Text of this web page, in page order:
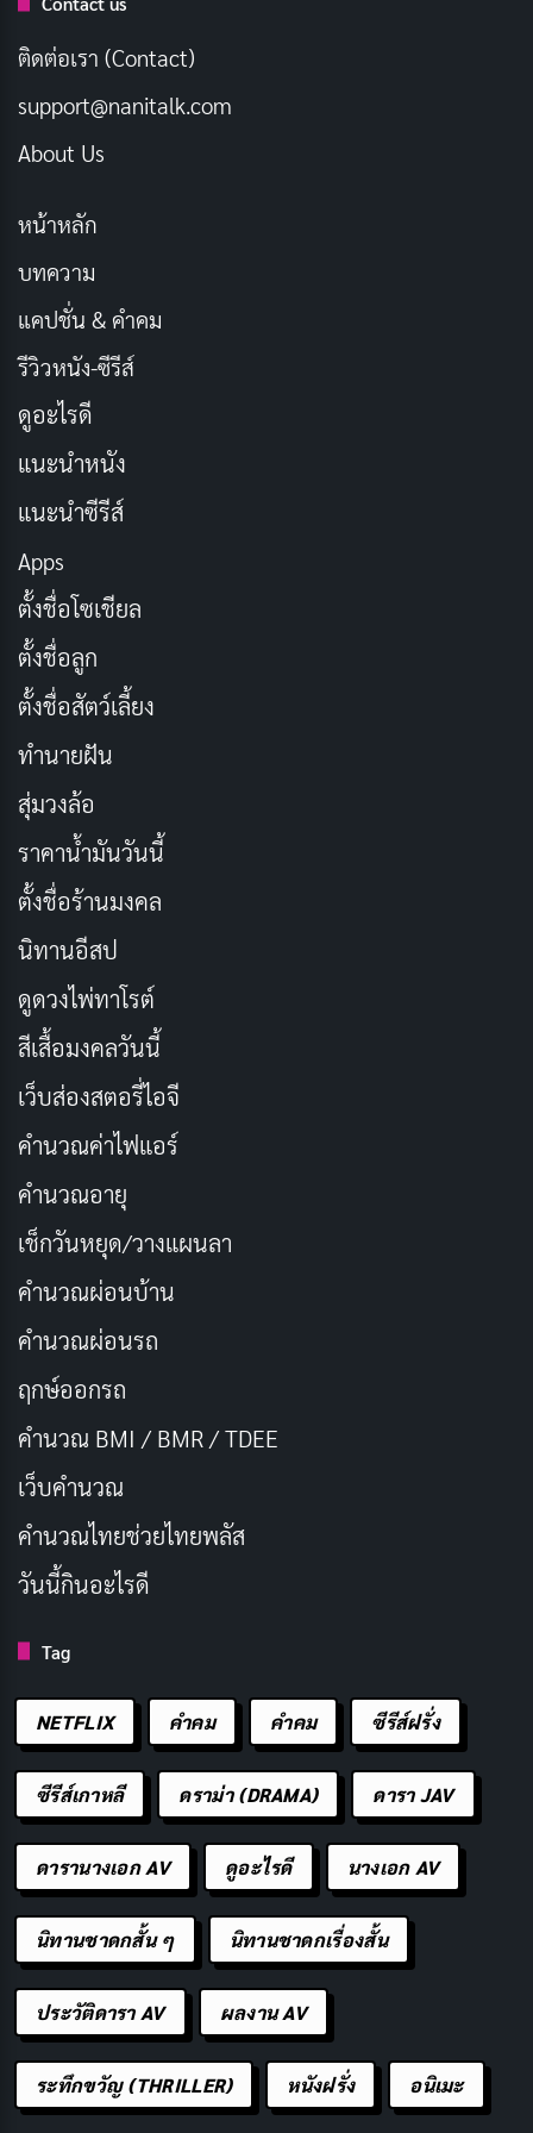
ที่ต้องพึ่งพาการอัปโหลดไฟล์ขนาดใหญ่ การประชุมทาง
วิดีโอ หรือการใช้แอปพลิเคชัน
รอยต่อ
ข้อดีของอินเทอร์เน็ตแบบ Leased Line (ลี
สไลน์)
มีข้อดีมากมายในการเลือกใช้การเชื่อมต่ออินเทอร์เน็ตแบบ
ที่ทำให้ เป็นทางเลือกที่เหนือกว่าเมื่อเทียบกับบรอดแบนด์
แบบเดิม:
1. ความเร็วและประสิทธิภาพที่เหนือชั้น
และประสิทธิภาพที่ยอดเยี่ยม ด้วยแบนด์วิธเฉพาะ ธุรกิจ
สามารถเพลิดเพลินกับความเร็วที่เร็วปานสายฟ้าแลบซึ่งไม่
ได้รับผลกระทบจากปัจจัยภายนอกหรือเวลาการใช้งานช่วง
เร่งรีบ ซึ่งช่วยให้ถ่ายโอนไฟล์ได้เร็วขึ้น การประชุมทาง
วิดีโอราบรื่นขึ้น และเข้าถึงแอปพลิเคชันบนคลาวด์ได้อย่าง
ราบรื่น ปรับปรุงประสิทธิภาพและประสิทธิผลโดยรวมใน
ท้ายที่สุด
2. รับประกันความพร้อมใช้งานและความน่าเชื่อถือ
การหยุดทำงาน อาจก่อให้เกิดค่าใช้จ่ายสูงสำหรับธุรกิจ ส่ง
ผลให้สูญเสียรายได้ ผลผลิตลดลง และความสัมพันธ์กับ
ลูกค้าเสียหาย สายเช่าเสนอการรับประกันเวลาทำงาน ซึ่ง
มักจะสนับสนุนโดยข้อตกลงระดับการบริการ ที่ระบุระดับ
เวลาทำงานขั้นต่ำ ผู้ให้บริการตรวจสอบสายลีสไลน์ตลอด
24 ชั่วโมงทุกวันและแก้ไขปัญหาเชิงรุกเพื่อให้มั่นใจถึงความ
พร้อมในการทำงานสูงสุด ลดความเสี่ยงของการหยุดชะงัก
ในการดำเนินธุรกิจของคุณ
3. เพิ่มความปลอดภัยและความเป็นส่วนตัว
ความปลอดภัยของข้อมูลเป็นข้อกังวลอันดับต้น ๆ สำหรับ
ธุรกิจในยุคดิจิทัลในปัจจุบัน ลีสไลน์มอบมาตรการรักษา
ความปลอดภัยขั้นสูงเพื่อปกป้องข้อมูลสำคัญของคุณ ด้วย
การเชื่อมต่อเฉพาะ ข้อมูลของคุณจะไม่ถูกแชร์กับผู้ใช้ราย
อื่น ช่วยลดความเสี่ยงของการเข้าถึงโดยไม่ได้รับอนุญาต
ด้วยมาตรการรักษาความปลอดภัยเพิ่มเติม เช่น ไฟร์วอลล์
และโปรโตคอลการเข้ารหัส ช่วยปกป้องข้อมูลอันมีค่าของ
ธุรกิจของคุณเพิ่มเติม
4. ความสามารถในการปรับขนาดและความยืดหยุ่น
เมื่อธุรกิจของคุณเติบโตและพัฒนาขึ้น ความต้องการ
อินเทอร์เน็ตของคุณก็มีแนวโน้มที่จะเปลี่ยนแปลง Leased
ช่วยให้คุณสามารถอัปเกรดหรือดาวน์เกรดแบนด์วิธของคุณ
ได้อย่างง่ายดายตามต้องการ สิ่งนี้ทำให้มั่นใจได้ว่าการเชื่อม
ต่ออินเทอร์เน็ตของคุณสามารถตอบสนองความต้องการที่
ติดต่อเรา (Contact)
support@nanitalk.com
About Us
หน้าหลัก
บทความ
แคปชั่น & คำคม
รีวิวหนัง-ซีรีส์
ดูอะไรดี
แนะนำหนัง
แนะนำซีรีส์
Apps
ตั้งชื่อโซเชียล
ตั้งชื่อลูก
ตั้งชื่อสัตว์เลี้ยง
ทำนายฝัน
สุ่มวงล้อ
ราคาน้ำมันวันนี้
ตั้งชื่อร้านมงคล
นิทานอีสป
ดูดวงไพ่ทาโรต์
สีเสื้อมงคลวันนี้
เว็บส่องสตอรี่ไอจี
คำนวณค่าไฟแอร์
คำนวณอายุ
เช็กวันหยุด/วางแผนลา
คำนวณผ่อนบ้าน
คำนวณผ่อนรถ
ฤกษ์ออกรถ
คำนวณ BMI / BMR / TDEE
เว็บคํานวณ
คํานวณไทยช่วยไทยพลัส
วันนี้กินอะไรดี
Tag
NETFLIX คำคม คําคม ซีรีส์ฝรั่ง
ซีรีส์เกาหลี ดราม่า (DRAMA) ดารา JAV
ดารานางเอก AV ดูอะไรดี นางเอก AV
นิทานชาดกสั้น ๆ นิทานชาดกเรื่องสั้น
ประวัติดารา AV ผลงาน AV
ระทึกขวัญ (THRILLER) หนังฝรั่ง อนิเมะ